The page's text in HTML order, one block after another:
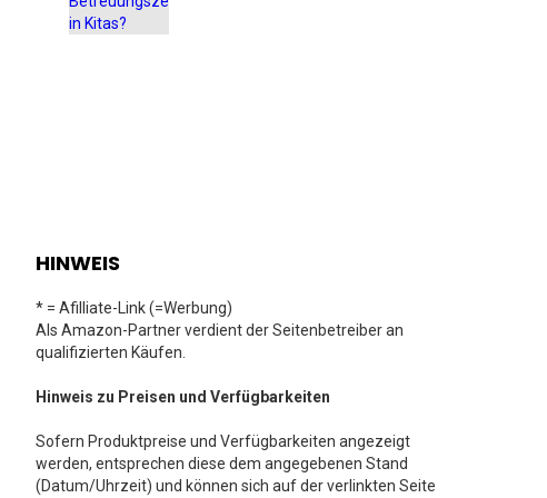
HINWEIS
* = Afilliate-Link (=Werbung)
Als Amazon-Partner verdient der Seitenbetreiber an
qualifizierten Käufen.
Hinweis zu Preisen und Verfügbarkeiten
Sofern Produktpreise und Verfügbarkeiten angezeigt
werden, entsprechen diese dem angegebenen Stand
(Datum/Uhrzeit) und können sich auf der verlinkten Seite